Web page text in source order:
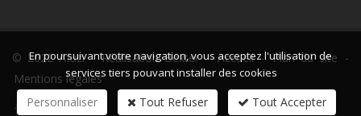
© 2022 Afuzi -Réalisation Bexter- Accueil -Plan du site -
Mentions légales
En poursuivant votre navigation, vous acceptez l'utilisation de
services tiers pouvant installer des cookies
Personnaliser Tout Refuser Tout Accepter